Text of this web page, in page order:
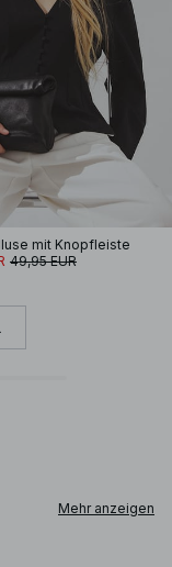
mit Knopfleiste
49,95 EUR
Mehr anzeigen